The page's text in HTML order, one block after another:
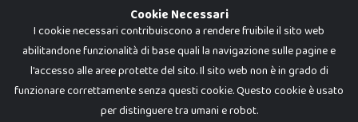
Cookie Necessari
I cookie necessari contribuiscono a rendere fruibile il sito web
abilitandone funzionalità di base quali la navigazione sulle pagine e
l'accesso alle aree protette del sito. Il sito web non è in grado di
funzionare correttamente senza questi cookie. Questo cookie è usato
per distinguere tra umani e robot.